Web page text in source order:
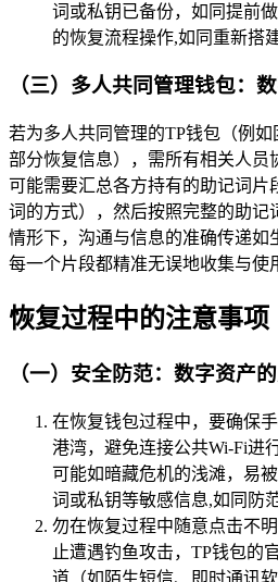
词或私钥已备份，如同提前
的恢复流程操作,如同重新搭
（三）多人共同管理钱包：
若为多人共同管理的TP钱包（例
部分恢复信息），需所有相关人员
可能需要汇总各方持有的助记词片
词的方式），然后按照完整的助记
情形下，沟通与信息的准确传递如
每一个片段都精准无误地收集与使
恢复过程中的注意事项
（一）安全防范：数字资产
在恢复钱包过程中，要确保
港湾，避免连接公共Wi-Fi进
可能如暗藏危机的浅滩，易
词或私钥等敏感信息,如同防
勿在恢复过程中随意点击不
止遭遇钓鱼攻击，TP钱包的
道（如陌生短信、即时通讯